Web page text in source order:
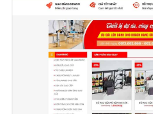
CHI TIẾT